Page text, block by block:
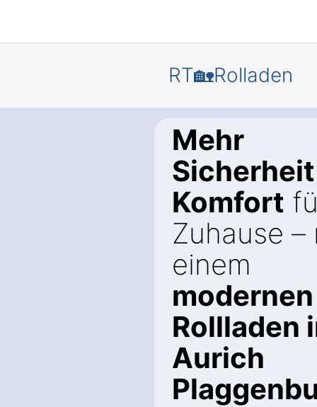
RT🏡Rolladen
Mehr
Komfort
Zuhause –
einem
modernen
Rollladen
Aurich